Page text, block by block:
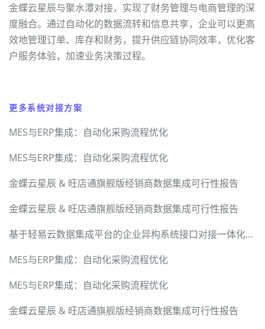
金蝶云星辰与聚水潭对接，实现了财务管理与电商管理的深
度融合。通过自动化的数据流转和信息共享，企业可以更高
效地管理订单、库存和财务，提升供应链协同效率，优化客
户服务体验，加速业务决策过程。
更多系统对接方案
MES与ERP集成：自动化采购流程优化
MES与ERP集成：自动化采购流程优化
金蝶云星辰 & 旺店通旗舰版经销商数据集成可行性报告
金蝶云星辰 & 旺店通旗舰版经销商数据集成可行性报告
基于轻易云数据集成平台的企业异构系统接口对接一体化解决方案
MES与ERP集成：自动化采购流程优化
MES与ERP集成：自动化采购流程优化
金蝶云星辰 & 旺店通旗舰版经销商数据集成可行性报告